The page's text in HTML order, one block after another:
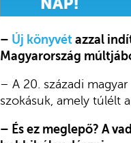
– Új könyvét azzal
Magyarország
– A 20. századi
szokásuk, amely túlélt
– És ez meglepő? A